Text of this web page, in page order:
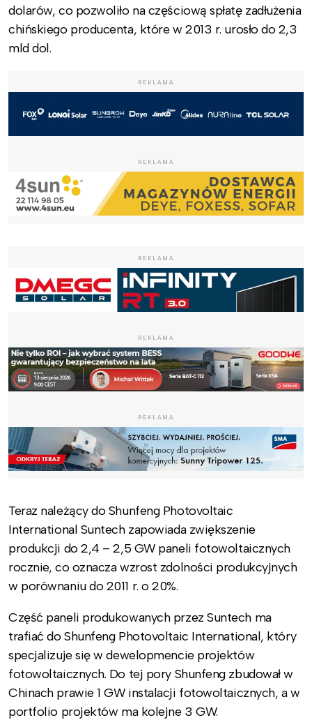
dolarów, co pozwoliło na częściową spłatę zadłużenia
chińskiego producenta, które w 2013 r. urosło do 2,3
mld dol.
REKLAMA
REKLAMA
REKLAMA
REKLAMA
REKLAMA
Teraz należący do Shunfeng Photovoltaic
International Suntech zapowiada zwiększenie
produkcji do 2,4 – 2,5 GW paneli fotowoltaicznych
rocznie, co oznacza wzrost zdolności produkcyjnych
w porównaniu do 2011 r. o 20%.
Część paneli produkowanych przez Suntech ma
trafiać do Shunfeng Photovoltaic International, który
specjalizuje się w dewelopmencie projektów
fotowoltaicznych. Do tej pory Shunfeng zbudował w
Chinach prawie 1 GW instalacji fotowoltaicznych, a w
portfolio projektów ma kolejne 3 GW.